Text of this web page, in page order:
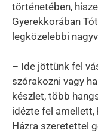
történetében,
Gyerekkorában
legközelebbi
– Ide jöttünk fel
szórakozni vagy
készlet, több
idézte fel amellett,
Házra szeretettel